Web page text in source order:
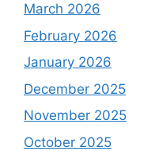
March 2026
February 2026
January 2026
December 2025
November 2025
October 2025